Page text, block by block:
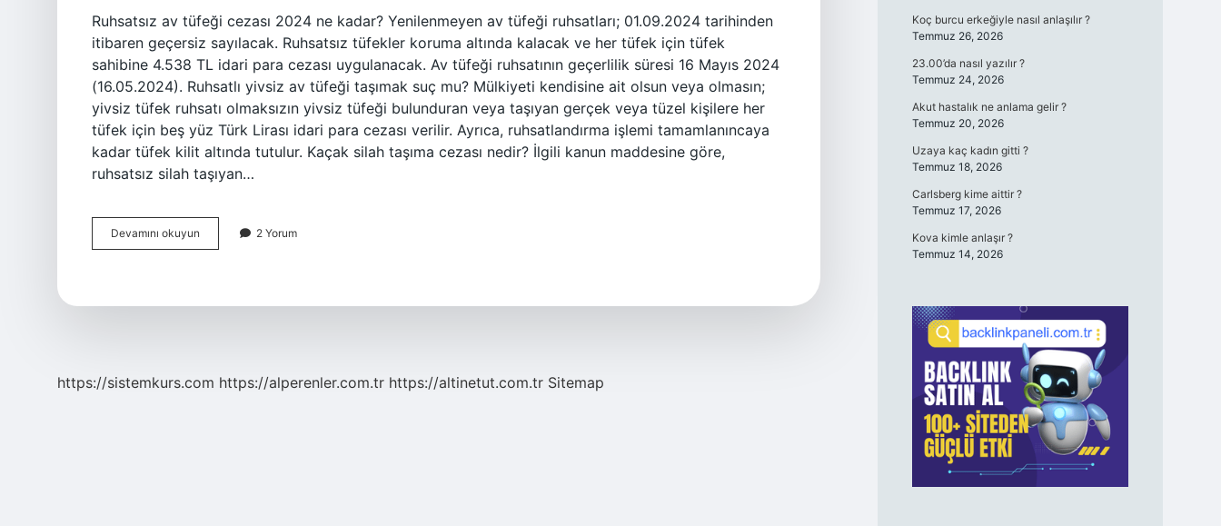
Ruhsatsız av tüfeği cezası 2024 ne kadar? Yenilenmeyen av tüfeği ruhsatları; 01.09.2024 tarihinden
itibaren geçersiz sayılacak. Ruhsatsız tüfekler koruma altında kalacak ve her tüfek için tüfek
sahibine 4.538 TL idari para cezası uygulanacak. Av tüfeği ruhsatının geçerlilik süresi 16 Mayıs 2024
(16.05.2024). Ruhsatlı yivsiz av tüfeği taşımak suç mu? Mülkiyeti kendisine ait olsun veya olmasın;
yivsiz tüfek ruhsatı olmaksızın yivsiz tüfeği bulunduran veya taşıyan gerçek veya tüzel kişilere her
tüfek için beş yüz Türk Lirası idari para cezası verilir. Ayrıca, ruhsatlandırma işlemi tamamlanıncaya
kadar tüfek kilit altında tutulur. Kaçak silah taşıma cezası nedir? İlgili kanun maddesine göre,
ruhsatsız silah taşıyan…
Devamını okuyun Ruhsatsız
Av
2 Yorum
https://sistemkurs.com https://alperenler.com.tr https://altinetut.com.tr Sitemap
Koç burcu erkeğiyle nasıl anlaşılır ?
Temmuz 26, 2026
23.00’da nasıl yazılır ?
Temmuz 24, 2026
Akut hastalık ne anlama gelir ?
Temmuz 20, 2026
Uzaya kaç kadın gitti ?
Temmuz 18, 2026
Carlsberg kime aittir ?
Temmuz 17, 2026
Kova kimle anlaşır ?
Temmuz 14, 2026